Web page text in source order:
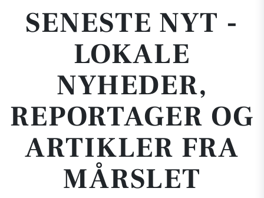
SENESTE NYT -
LOKALE
NYHEDER,
REPORTAGER OG
ARTIKLER FRA
MÅRSLET